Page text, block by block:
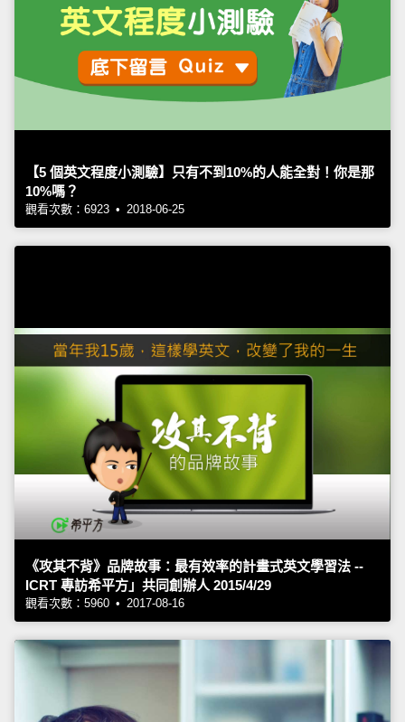
【5 個英文程度小測驗】只有不到10%的人能全對！你是那
10%嗎？
觀看次數：6923 • 2018-06-25
《攻其不背》品牌故事：最有效率的計畫式英文學習法 --
ICRT 專訪希平方」共同創辦人 2015/4/29
觀看次數：5960 • 2017-08-16